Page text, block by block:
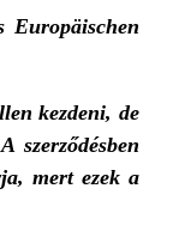
Europäischen
kezdeni, de
mert ezek a